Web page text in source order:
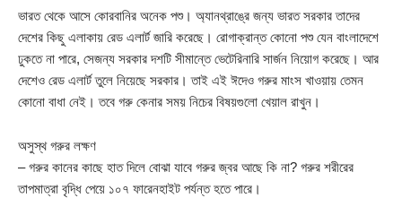
ভারত থেকে আসে কোরবানির অনেক পশু। অ্যানথ্রাঙ্রে জন্য ভারত সরকার তাদের
দেশের কিছু এলাকায় রেড এলার্ট জারি করেছে। রোগাক্রান্ত কোনো পশু যেন বাংলাদেশে
ঢুকতে না পারে, সেজন্য সরকার দশটি সীমান্তে ভেটেরিনারি সার্জন নিয়োগ করেছে। আর
দেশেও রেড এলার্ট তুলে নিয়েছে সরকার। তাই এই ঈদেও গরুর মাংস খাওয়ায় তেমন
কোনো বাধা নেই। তবে গরু কেনার সময় নিচের বিষয়গুলো খেয়াল রাখুন।
অসুস্থ গরুর লক্ষণ
– গরুর কানের কাছে হাত দিলে বোঝা যাবে গরুর জ্বর আছে কি না? গরুর শরীরের
তাপমাত্রা বৃদ্ধি পেয়ে ১০৭ ফারেনহাইট পর্যন্ত হতে পারে।